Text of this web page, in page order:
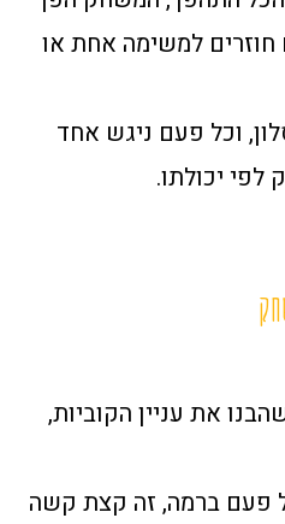
חוזרים למשימה אחת או
וכל פעם ניגש אחד
יכולתו.
מהרגע שהבנו את עניין הקוביות,
פעם ברמה, זה קצת קשה